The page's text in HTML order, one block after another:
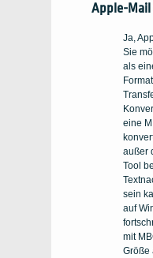
Apple-
Ja,
Sie
als
eine
außer
Tool
sein
auf
mit
Größe